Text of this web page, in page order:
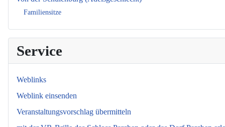
Familiensitze
Service
Weblinks
Weblink einsenden
Veranstaltungsvorschlag übermitteln